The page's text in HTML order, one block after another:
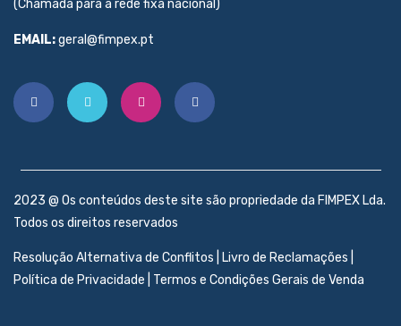
(Chamada para a rede fixa nacional)
EMAIL:geral@fimpex.pt
2023 @ Os conteúdos deste site são propriedade da FIMPEX Lda.
Todos os direitos reservados
Resolução Alternativa de Conflitos Livro de Reclamações
Política de Privacidade
Termos e Condições Gerais de Venda